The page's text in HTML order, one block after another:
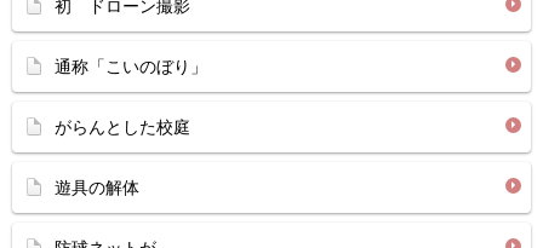
初 ドローン撮影
通称「こいのぼり」
がらんとした校庭
遊具の解体